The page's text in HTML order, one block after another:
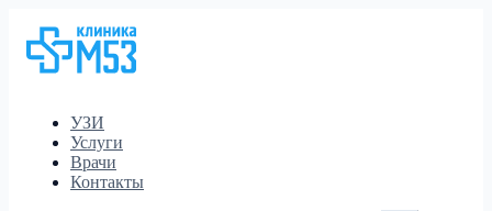
УЗИ
Услуги
Врачи
Контакты